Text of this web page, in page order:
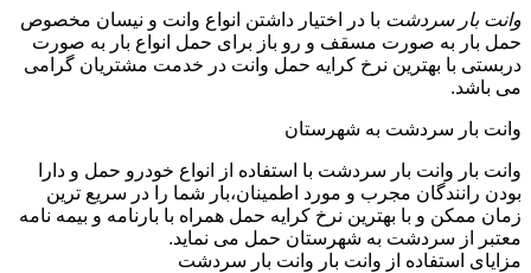
وانت بار سردشت با در اختیار داشتن انواع وانت و نیسان مخصوص
حمل بار به صورت مسقف و رو باز برای حمل انواع بار به صورت
دربستی با بهترین نرخ کرایه حمل وانت در خدمت مشتریان گرامی
می باشد.
وانت بار سردشت به شهرستان
وانت بار وانت بار سردشت با استفاده از انواع خودرو حمل و دارا
بودن رانندگان مجرب و مورد اطمینان،بار شما را در سریع ترین
زمان ممکن و با بهترین نرخ کرایه حمل همراه با بارنامه و بیمه نامه
معتبر از سردشت به شهرستان حمل می نماید.
مزایای استفاده از وانت بار وانت بار سردشت